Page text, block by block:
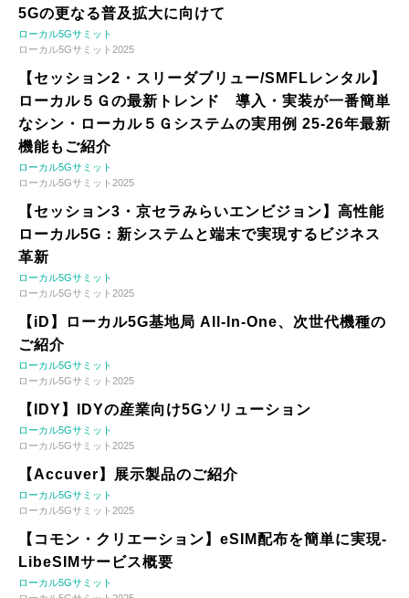
5Gの更なる普及拡大に向けて
ローカル5Gサミット
ローカル5Gサミット2025
【セッション2・スリーダブリュー/SMFLレンタル】
ローカル５Ｇの最新トレンド 導入・実装が一番簡単
なシン・ローカル５Ｇシステムの実用例 25-26年最新
機能もご紹介
ローカル5Gサミット
ローカル5Gサミット2025
【セッション3・京セラみらいエンビジョン】高性能
ローカル5G：新システムと端末で実現するビジネス
革新
ローカル5Gサミット
ローカル5Gサミット2025
【iD】ローカル5G基地局 All-In-One、次世代機種の
ご紹介
ローカル5Gサミット
ローカル5Gサミット2025
【IDY】IDYの産業向け5Gソリューション
ローカル5Gサミット
ローカル5Gサミット2025
【Accuver】展示製品のご紹介
ローカル5Gサミット
ローカル5Gサミット2025
【コモン・クリエーション】eSIM配布を簡単に実現-
LibeSIMサービス概要
ローカル5Gサミット